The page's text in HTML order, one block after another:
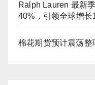
Ralph Lauren 最新
40%，引领全球增长
棉花期货预计震荡整